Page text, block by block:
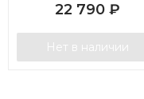
22 790 ₽
Нет в наличии